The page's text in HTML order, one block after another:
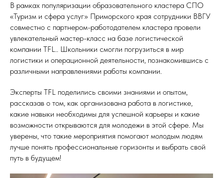
В рамках популяризации образовательного кластера СПО
«Туризм и сфера услуг» Приморского края сотрудники ВВГУ
совместно с партнером-работодателем кластера провели
увлекательный мастер-класс на базе логистической
компании TFL.. Школьники смогли погрузиться в мир
логистики и операционной деятельности, познакомившись с
различными направлениями работы компании.
Эксперты TFL поделились своими знаниями и опытом,
рассказав о том, как организована работа в логистике,
какие навыки необходимы для успешной карьеры и какие
возможности открываются для молодежи в этой сфере. Мы
уверены, что такие мероприятия помогают молодым людям
лучше понять профессиональные горизонты и выбрать свой
путь в будущем!